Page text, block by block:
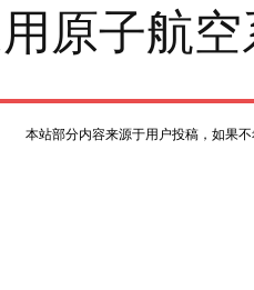
原子航
本站部分内容来源于用户投稿，如果